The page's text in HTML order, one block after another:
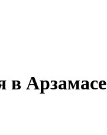
в Арзамасе